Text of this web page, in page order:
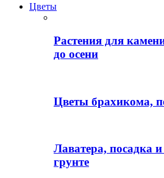
Цветы
Растения для
до осени
Цветы брахикома,
Лаватера, посадка
грунте